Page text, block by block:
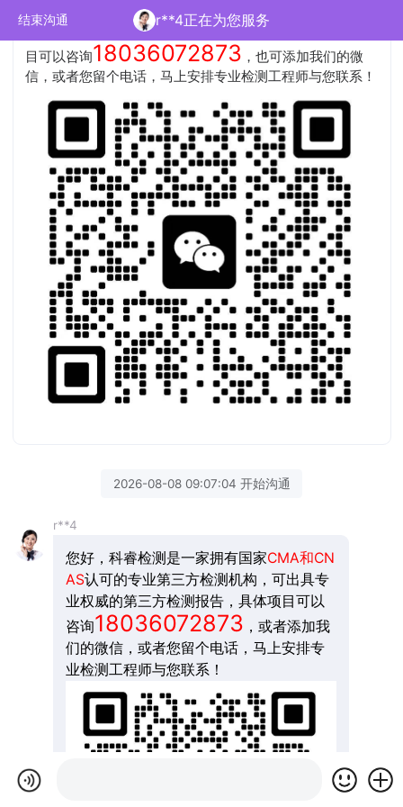
结束沟通 r**4正在为您服务
您好，科睿检测是一家拥有国家CMA和CNAS认可的专业第
，可出具专业权威的第三方检测报告，具体项
目可以咨询18036072873 ，也可添加我们的微
信，或者您留个电话，马上安排专业检测工程师与您联系！
2026-08-08 09:07:04 开始沟通
r**4
您好，科睿检测是一家拥有国家CMA和CN
AS认可的专业第三方检测机构，可出具专
业权威的第三方检测报告，具体项目可以
咨询18036072873 ，或者添加我
们的微信，或者您留个电话，马上安排专
业检测工程师与您联系！